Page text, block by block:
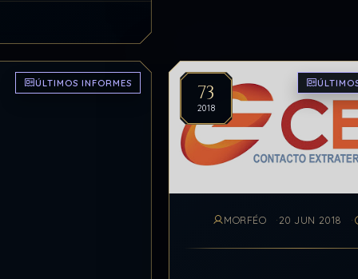
ÚLTIMOS INFORMES 73
2018
MORFÉO 20 JUN 2018